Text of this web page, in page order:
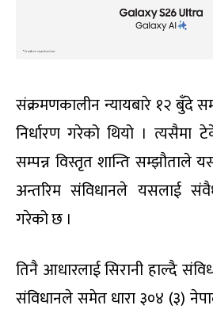
संक्रमणकालीन न्यायबारे १२ बुँदे
निर्धारण गरेको थियो । त्यसैमा
सम्पन्न विस्तृत शान्ति सम्झौताले
अन्तरिम संविधानले यसलाई
गरेको छ ।
तिनै आधारलाई सिरानी हाल्दै
संविधानले समेत धारा ३०४ (३)